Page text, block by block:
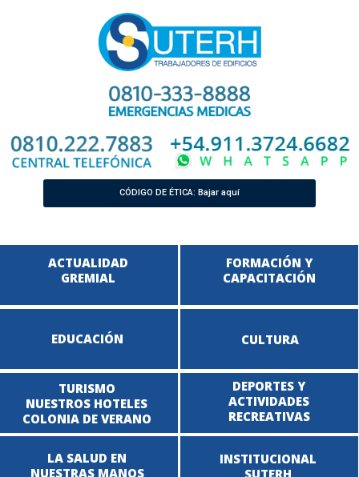
CÓDIGO DE ÉTICA: Bajar aquí
ACTUALIDAD
GREMIAL
EDUCACIÓN CULTURA
TURISMO
NUESTROS HOTELES
COLONIA DE VERANO
DEPORTES Y
ACTIVIDADES
RECREATIVAS
LA SALUD EN
NUESTRAS MANOS
INSTITUCIONAL
SUTERH
FORMACIÓN Y
CAPACITACIÓN